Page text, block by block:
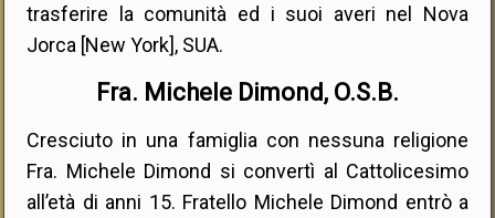
trasferire la comunità ed i suoi averi nel Nova
Jorca [New York], SUA.
Fra. Michele Dimond, O.S.B.
Cresciuto in una famiglia con nessuna religione
Fra. Michele Dimond si convertì al Cattolicesimo
all’età di anni 15. Fratello Michele Dimond entrò a